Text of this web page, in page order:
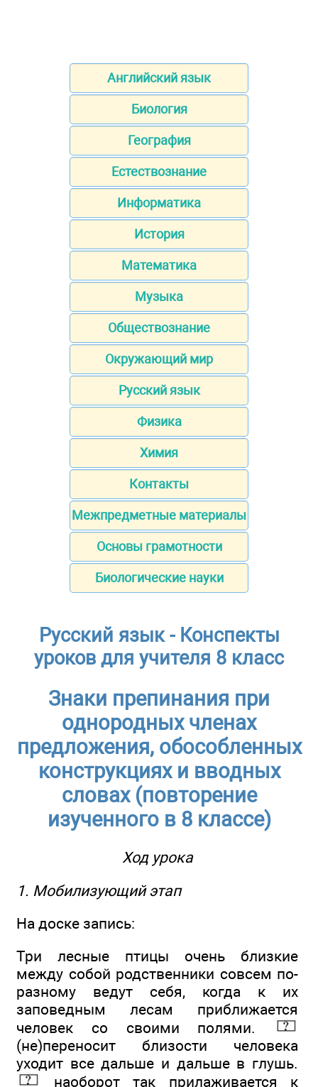
Английский язык
Биология
География
Естествознание
Информатика
История
Математика
Музыка
Обществознание
Окружающий мир
Русский язык
Физика
Химия
Контакты
Межпредметные материалы
Основы грамотности
Биологические науки
Русский язык - Конспекты
уроков для учителя 8 класс
Знаки препинания при
однородных членах
предложения, обособленных
конструкциях и вводных
словах (повторение
изученного в 8 классе)
Ход урока
1. Мобилизующий этап
На доске запись:
Три лесные птицы очень близкие
между собой родственники совсем по-
разному ведут себя, когда к их
заповедным лесам приближается
человек со своими полями.
(не)переносит близости человека
уходит все дальше и дальше в глушь.
наоборот так прилаживается к